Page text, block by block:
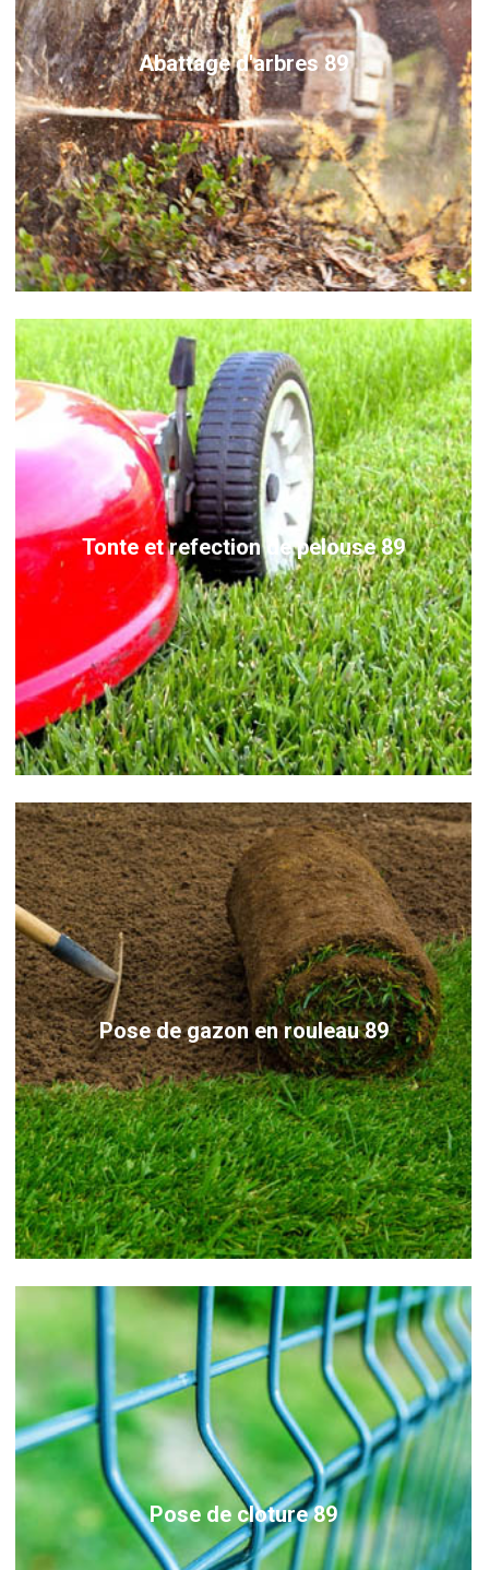
Abattage d'arbres 89
Tonte et refection de pelouse 89
Pose de gazon en rouleau 89
Pose de cloture 89